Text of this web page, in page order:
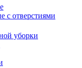
с отверстиями
уборки